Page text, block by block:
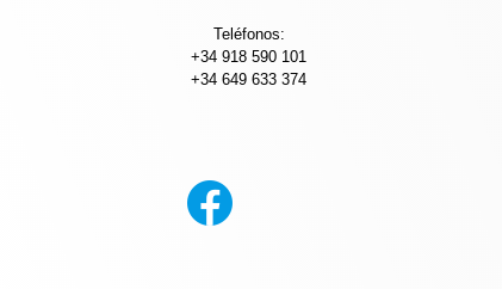
Teléfonos:
+34 918 590 101
+34 649 633 374